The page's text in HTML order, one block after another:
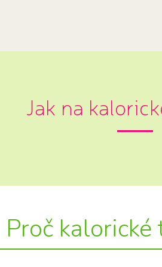
Jak na
Proč